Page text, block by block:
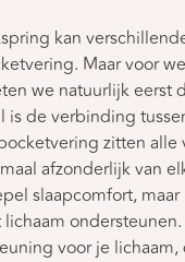
kan
Maar voor
we natuurlijk eerst
is de verbinding
zitten
afzonderlijk van
slaapcomfort,
voor je